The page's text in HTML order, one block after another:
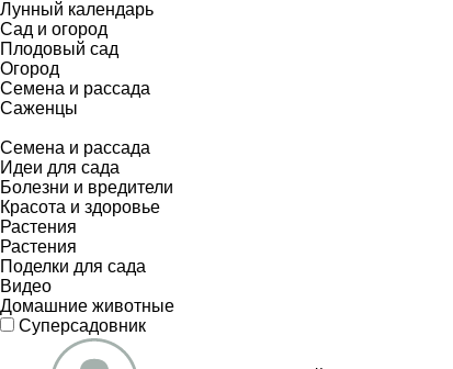
Лунный календарь
Сад и огород
Плодовый сад
Огород
Семена и рассада
Саженцы
Семена и рассада
Идеи для сада
Болезни и вредители
Красота и здоровье
Растения
Растения
Поделки для сада
Видео
Домашние животные
Суперсадовник